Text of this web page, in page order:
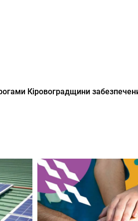
Кіровоградщини